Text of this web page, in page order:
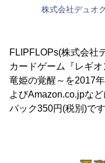
株式会社デュオ
FLIPFLOPs(株式会社
カードゲーム『レギ
竜姫の覚醒～を2017
よびAmazon.co.jpな
パック350円(税別)です